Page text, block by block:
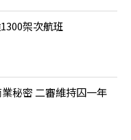
架次航班
秘密 二審維持囚一年